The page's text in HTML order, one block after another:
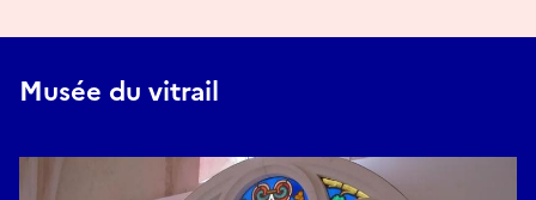
Musée du vitrail